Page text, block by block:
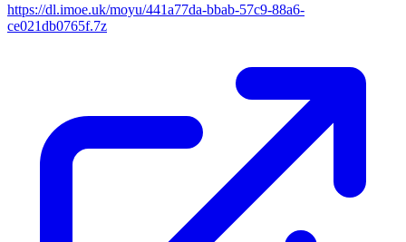
https://dl.imoe.uk/moyu/441a77da-bbab-57c9-88a6-
ce021db0765f.7z